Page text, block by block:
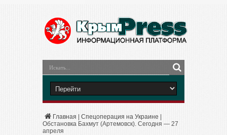
Главная Спецоперация на Украине
Обстановка Бахмут (Артемовск). Сегодня — 27
апреля